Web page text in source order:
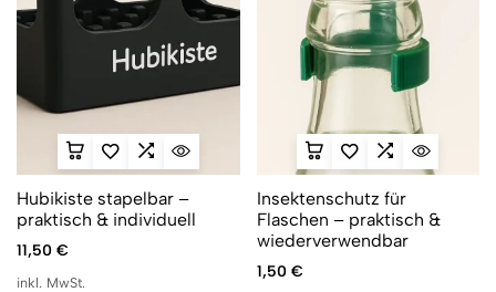
Hubikiste stapelbar –
praktisch & individuell
11,50 €
inkl. MwSt.
Insektenschutz für
Flaschen – praktisch &
wiederverwendbar
1,50 €